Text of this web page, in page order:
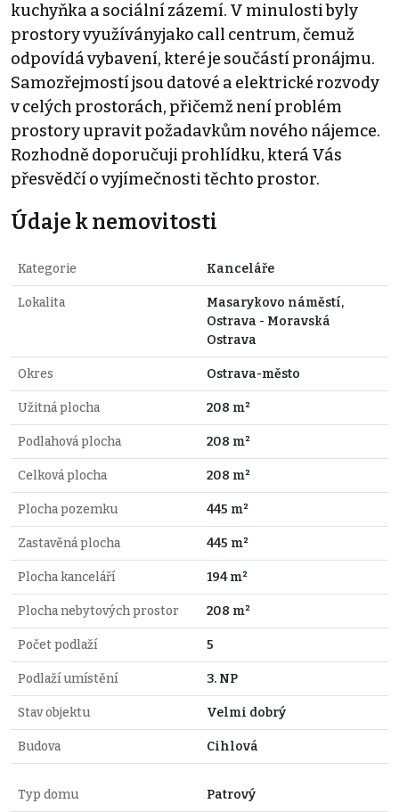
kuchyňka a sociální zázemí. V minulosti byly
prostory využíványjako call centrum, čemuž
odpovídá vybavení, které je součástí pronájmu.
Samozřejmostí jsou datové a elektrické rozvody
v celých prostorách, přičemž není problém
prostory upravit požadavkům nového nájemce.
Rozhodně doporučuji prohlídku, která Vás
přesvědčí o vyjímečnosti těchto prostor.
Údaje k nemovitosti
Kategorie Kanceláře
Lokalita
Masarykovo náměstí,
Ostrava - Moravská
Ostrava
Okres Ostrava-město
Užitná plocha 208 m²
Podlahová plocha 208 m²
Celková plocha 208 m²
Plocha pozemku 445 m²
Zastavěná plocha 445 m²
Plocha kanceláří 194 m²
Plocha nebytových prostor 208 m²
Počet podlaží 5
Podlaží umístění 3. NP
Stav objektu Velmi dobrý
Budova Cihlová
Typ domu Patrový